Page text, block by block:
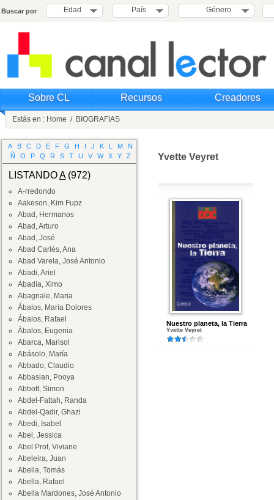
Buscar por Edad País Género
Sobre CL Recursos Creadores
Estás en : Home / BIOGRAFIAS
A B C D E F G H I J K L M
N
Ñ
O P Q R S T U V W X Y Z
LISTANDOA(972)
A-rredondo
Aakeson, Kim Fupz
Abad, Hermanos
Abad, Arturo
Abad, José
Abad Carlés, Ana
Abad Varela, José Antonio
Abadi, Ariel
Abadía, Ximo
Abagnale, Maria
Ábalos, María Dolores
Ábalos, Rafael
Ábalos, Eugenia
Abarca, Marisol
Abásolo, María
Abbado, Claudio
Abbasian, Pooya
Abbott, Simon
Abdel-Fattah, Randa
Abdel-Qadir, Ghazi
Abedi, Isabel
Abel, Jessica
Abel Prot, Viviane
Abeleira, Juan
Abella, Tomás
Abella, Rafael
Abella Mardones, José Antonio
Yvette Veyret
Nuestro planeta, la Tierra
Yvette Veyret